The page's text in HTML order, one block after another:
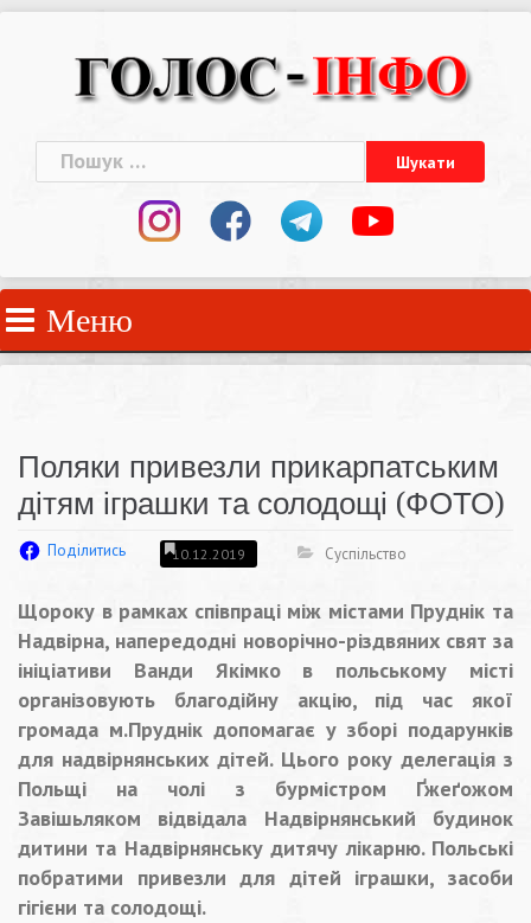
Пошук:
Меню
Поляки привезли прикарпатським
дітям іграшки та солодощі (ФОТО)
Поділитись 10.12.2019 Суспільство
Щороку в рамках співпраці між містами Пруднік та
Надвірна, напередодні новорічно-різдвяних свят за
ініціативи Ванди Якімко в польському місті
організовують благодійну акцію, під час якої
громада м.Пруднік допомагає у зборі подарунків
для надвірнянських дітей. Цього року делегація з
Польщі на чолі з бурмістром Ґжеґожом
Завішьляком відвідала Надвірнянський будинок
дитини та Надвірнянську дитячу лікарню. Польські
побратими привезли для дітей іграшки, засоби
гігієни та солодощі.